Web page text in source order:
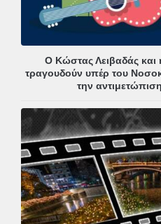
Ο Κώστας Λειβαδάς
τραγουδούν υπέρ του
την